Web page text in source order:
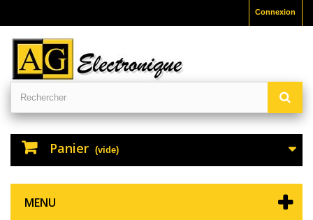
Connexion
Panier (vide)
MENU